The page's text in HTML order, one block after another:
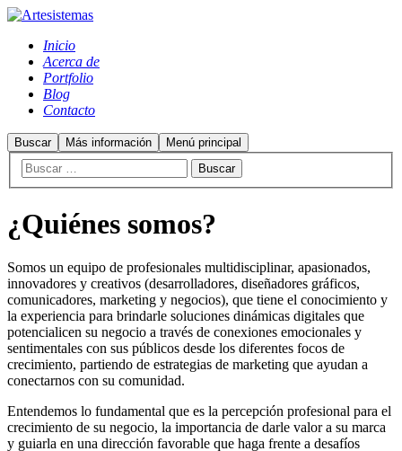
Inicio
Acerca de
Portfolio
Blog
Contacto
Buscar Más información Menú principal
¿Quiénes somos?
Somos un equipo de profesionales multidisciplinar, apasionados,
innovadores y creativos (desarrolladores, diseñadores gráficos,
comunicadores, marketing y negocios), que tiene el conocimiento y
la experiencia para brindarle soluciones dinámicas digitales que
potencialicen su negocio a través de conexiones emocionales y
sentimentales con sus públicos desde los diferentes focos de
crecimiento, partiendo de estrategias de marketing que ayudan a
conectarnos con su comunidad.
Entendemos lo fundamental que es la percepción profesional para el
crecimiento de su negocio, la importancia de darle valor a su marca
y guiarla en una dirección favorable que haga frente a desafíos